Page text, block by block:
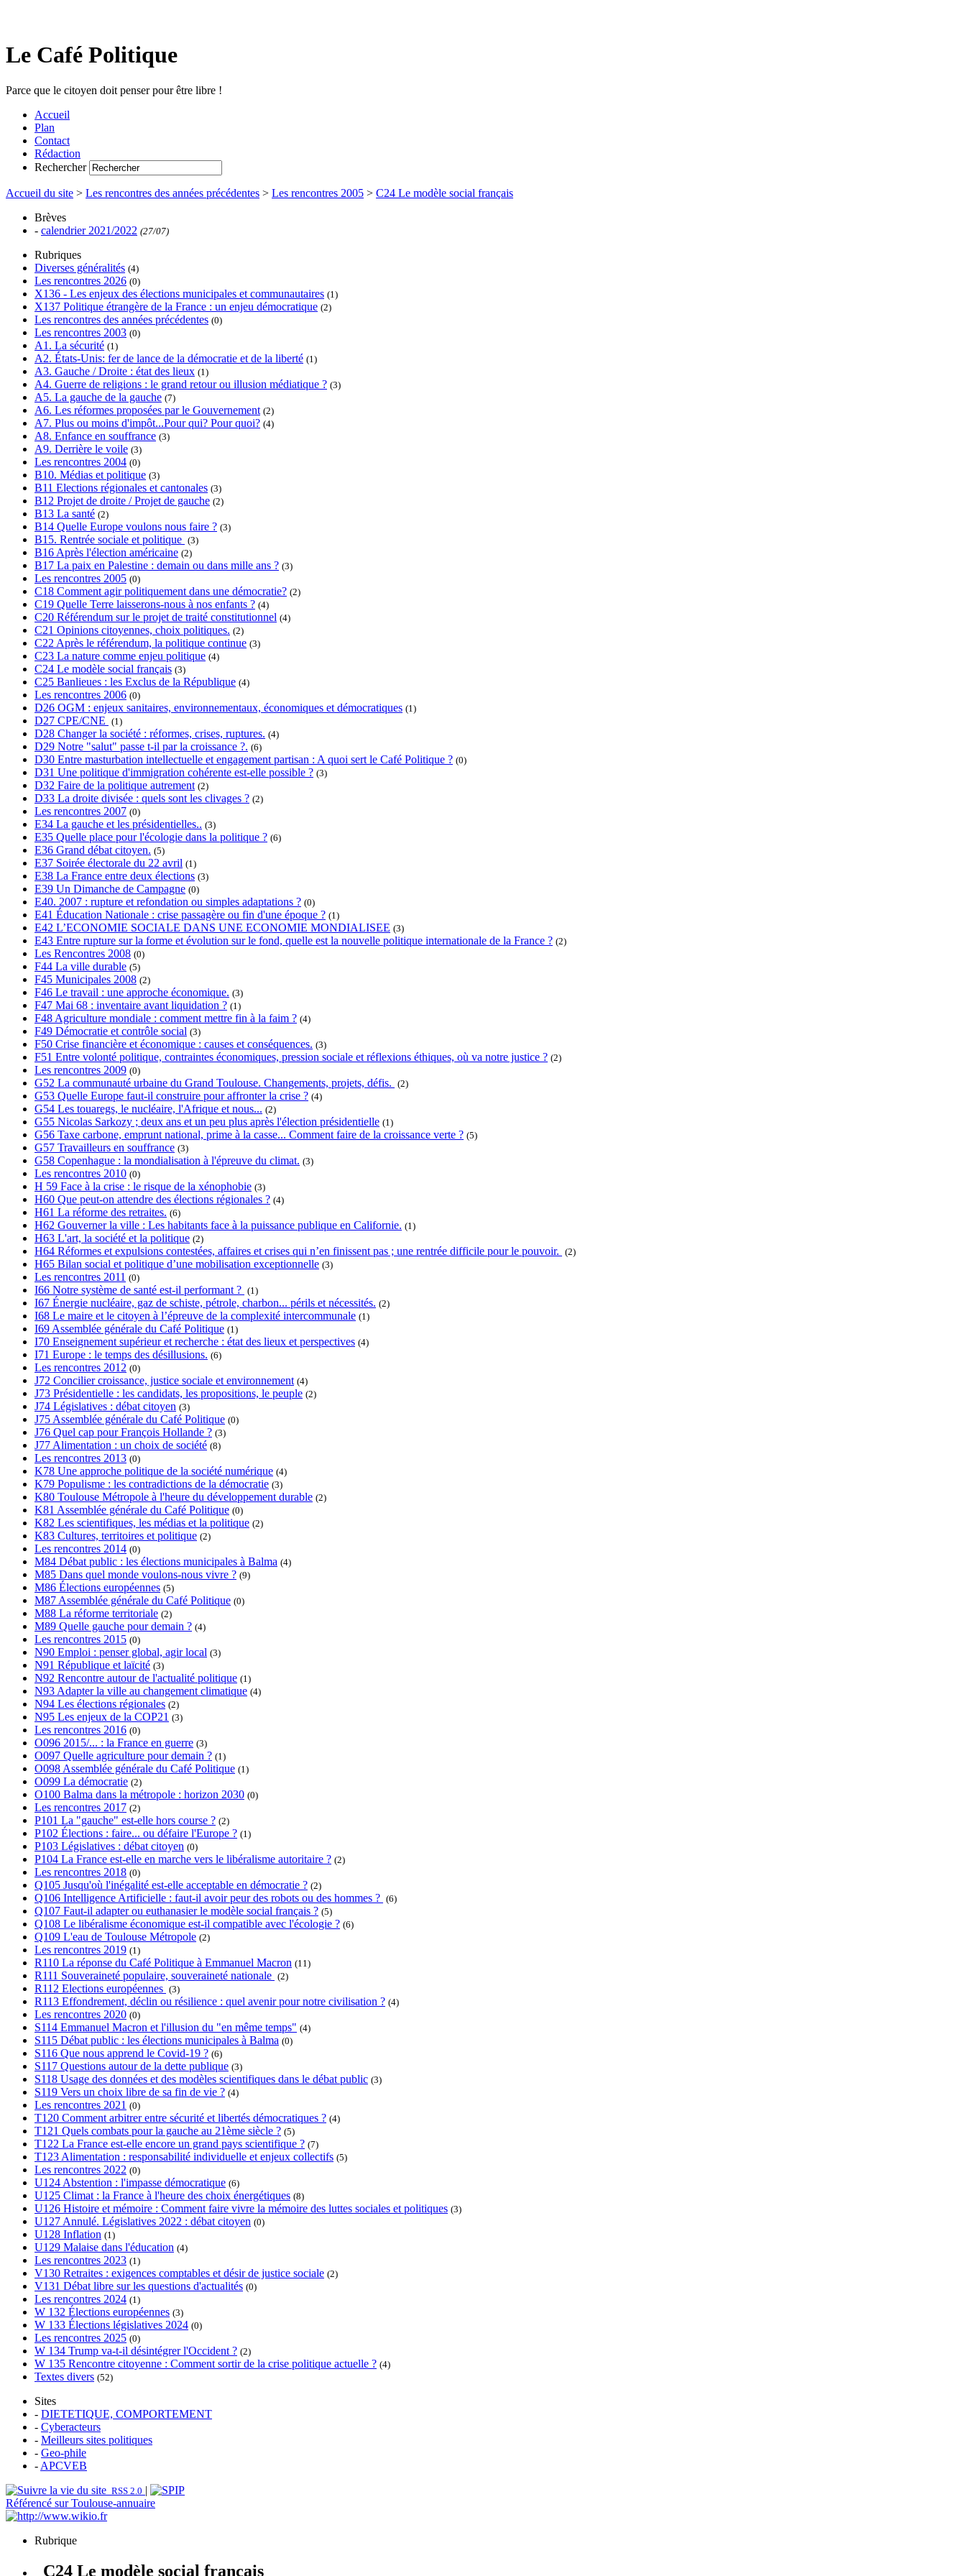
Le Café Politique
Parce que le citoyen doit penser pour être libre !
Accueil
Plan
Contact
Rédaction
Rechercher
Accueil du site > Les rencontres des années précédentes > Les rencontres 2005 > C24 Le modèle social français
Brèves
- calendrier 2021/2022 (27/07)
Rubriques
Diverses généralités (4)
Les rencontres 2026 (0)
X136 - Les enjeux des élections municipales et communautaires (1)
X137 Politique étrangère de la France : un enjeu démocratique (2)
Les rencontres des années précédentes (0)
Les rencontres 2003 (0)
A1. La sécurité (1)
A2. États-Unis: fer de lance de la démocratie et de la liberté (1)
A3. Gauche / Droite : état des lieux (1)
A4. Guerre de religions : le grand retour ou illusion médiatique ? (3)
A5. La gauche de la gauche (7)
A6. Les réformes proposées par le Gouvernement (2)
A7. Plus ou moins d'impôt...Pour qui? Pour quoi? (4)
A8. Enfance en souffrance (3)
A9. Derrière le voile (3)
Les rencontres 2004 (0)
B10. Médias et politique (3)
B11 Elections régionales et cantonales (3)
B12 Projet de droite / Projet de gauche (2)
B13 La santé (2)
B14 Quelle Europe voulons nous faire ? (3)
B15. Rentrée sociale et politique (3)
B16 Après l'élection américaine (2)
B17 La paix en Palestine : demain ou dans mille ans ? (3)
Les rencontres 2005 (0)
C18 Comment agir politiquement dans une démocratie? (2)
C19 Quelle Terre laisserons-nous à nos enfants ? (4)
C20 Référendum sur le projet de traité constitutionnel (4)
C21 Opinions citoyennes, choix politiques. (2)
C22 Après le référendum, la politique continue (3)
C23 La nature comme enjeu politique (4)
C24 Le modèle social français (3)
C25 Banlieues : les Exclus de la République (4)
Les rencontres 2006 (0)
D26 OGM : enjeux sanitaires, environnementaux, économiques et démocratiques (1)
D27 CPE/CNE (1)
D28 Changer la société : réformes, crises, ruptures. (4)
D29 Notre "salut" passe t-il par la croissance ?. (6)
D30 Entre masturbation intellectuelle et engagement partisan : A quoi sert le Café Politique ? (0)
D31 Une politique d'immigration cohérente est-elle possible ? (3)
D32 Faire de la politique autrement (2)
D33 La droite divisée : quels sont les clivages ? (2)
Les rencontres 2007 (0)
E34 La gauche et les présidentielles.. (3)
E35 Quelle place pour l'écologie dans la politique ? (6)
E36 Grand débat citoyen. (5)
E37 Soirée électorale du 22 avril (1)
E38 La France entre deux élections (3)
E39 Un Dimanche de Campagne (0)
E40. 2007 : rupture et refondation ou simples adaptations ? (0)
E41 Éducation Nationale : crise passagère ou fin d'une époque ? (1)
E42 L’ECONOMIE SOCIALE DANS UNE ECONOMIE MONDIALISEE (3)
E43 Entre rupture sur la forme et évolution sur le fond, quelle est la nouvelle politique internationale de la France ? (2)
Les Rencontres 2008 (0)
F44 La ville durable (5)
F45 Municipales 2008 (2)
F46 Le travail : une approche économique. (3)
F47 Mai 68 : inventaire avant liquidation ? (1)
F48 Agriculture mondiale : comment mettre fin à la faim ? (4)
F49 Démocratie et contrôle social (3)
F50 Crise financière et économique : causes et conséquences. (3)
F51 Entre volonté politique, contraintes économiques, pression sociale et réflexions éthiques, où va notre justice ? (2)
Les rencontres 2009 (0)
G52 La communauté urbaine du Grand Toulouse. Changements, projets, défis. (2)
G53 Quelle Europe faut-il construire pour affronter la crise ? (4)
G54 Les touaregs, le nucléaire, l'Afrique et nous... (2)
G55 Nicolas Sarkozy ; deux ans et un peu plus après l'élection présidentielle (1)
G56 Taxe carbone, emprunt national, prime à la casse... Comment faire de la croissance verte ? (5)
G57 Travailleurs en souffrance (3)
G58 Copenhague : la mondialisation à l'épreuve du climat. (3)
Les rencontres 2010 (0)
H 59 Face à la crise : le risque de la xénophobie (3)
H60 Que peut-on attendre des élections régionales ? (4)
H61 La réforme des retraites. (6)
H62 Gouverner la ville : Les habitants face à la puissance publique en Californie. (1)
H63 L'art, la société et la politique (2)
H64 Réformes et expulsions contestées, affaires et crises qui n’en finissent pas ; une rentrée difficile pour le pouvoir. (2)
H65 Bilan social et politique d’une mobilisation exceptionnelle (3)
Les rencontres 2011 (0)
I66 Notre système de santé est-il performant ? (1)
I67 Énergie nucléaire, gaz de schiste, pétrole, charbon... périls et nécessités. (2)
I68 Le maire et le citoyen à l’épreuve de la complexité intercommunale (1)
I69 Assemblée générale du Café Politique (1)
I70 Enseignement supérieur et recherche : état des lieux et perspectives (4)
I71 Europe : le temps des désillusions. (6)
Les rencontres 2012 (0)
J72 Concilier croissance, justice sociale et environnement (4)
J73 Présidentielle : les candidats, les propositions, le peuple (2)
J74 Législatives : débat citoyen (3)
J75 Assemblée générale du Café Politique (0)
J76 Quel cap pour François Hollande ? (3)
J77 Alimentation : un choix de société (8)
Les rencontres 2013 (0)
K78 Une approche politique de la société numérique (4)
K79 Populisme : les contradictions de la démocratie (3)
K80 Toulouse Métropole à l'heure du développement durable (2)
K81 Assemblée générale du Café Politique (0)
K82 Les scientifiques, les médias et la politique (2)
K83 Cultures, territoires et politique (2)
Les rencontres 2014 (0)
M84 Débat public : les élections municipales à Balma (4)
M85 Dans quel monde voulons-nous vivre ? (9)
M86 Élections européennes (5)
M87 Assemblée générale du Café Politique (0)
M88 La réforme territoriale (2)
M89 Quelle gauche pour demain ? (4)
Les rencontres 2015 (0)
N90 Emploi : penser global, agir local (3)
N91 République et laïcité (3)
N92 Rencontre autour de l'actualité politique (1)
N93 Adapter la ville au changement climatique (4)
N94 Les élections régionales (2)
N95 Les enjeux de la COP21 (3)
Les rencontres 2016 (0)
O096 2015/... : la France en guerre (3)
O097 Quelle agriculture pour demain ? (1)
O098 Assemblée générale du Café Politique (1)
O099 La démocratie (2)
O100 Balma dans la métropole : horizon 2030 (0)
Les rencontres 2017 (2)
P101 La "gauche" est-elle hors course ? (2)
P102 Élections : faire... ou défaire l'Europe ? (1)
P103 Législatives : débat citoyen (0)
P104 La France est-elle en marche vers le libéralisme autoritaire ? (2)
Les rencontres 2018 (0)
Q105 Jusqu'où l'inégalité est-elle acceptable en démocratie ? (2)
Q106 Intelligence Artificielle : faut-il avoir peur des robots ou des hommes ? (6)
Q107 Faut-il adapter ou euthanasier le modèle social français ? (5)
Q108 Le libéralisme économique est-il compatible avec l'écologie ? (6)
Q109 L'eau de Toulouse Métropole (2)
Les rencontres 2019 (1)
R110 La réponse du Café Politique à Emmanuel Macron (11)
R111 Souveraineté populaire, souveraineté nationale (2)
R112 Elections européennes (3)
R113 Effondrement, déclin ou résilience : quel avenir pour notre civilisation ? (4)
Les rencontres 2020 (0)
S114 Emmanuel Macron et l'illusion du "en même temps" (4)
S115 Débat public : les élections municipales à Balma (0)
S116 Que nous apprend le Covid-19 ? (6)
S117 Questions autour de la dette publique (3)
S118 Usage des données et des modèles scientifiques dans le débat public (3)
S119 Vers un choix libre de sa fin de vie ? (4)
Les rencontres 2021 (0)
T120 Comment arbitrer entre sécurité et libertés démocratiques ? (4)
T121 Quels combats pour la gauche au 21ème siècle ? (5)
T122 La France est-elle encore un grand pays scientifique ? (7)
T123 Alimentation : responsabilité individuelle et enjeux collectifs (5)
Les rencontres 2022 (0)
U124 Abstention : l'impasse démocratique (6)
U125 Climat : la France à l'heure des choix énergétiques (8)
U126 Histoire et mémoire : Comment faire vivre la mémoire des luttes sociales et politiques (3)
U127 Annulé. Législatives 2022 : débat citoyen (0)
U128 Inflation (1)
U129 Malaise dans l'éducation (4)
Les rencontres 2023 (1)
V130 Retraites : exigences comptables et désir de justice sociale (2)
V131 Débat libre sur les questions d'actualités (0)
Les rencontres 2024 (1)
W 132 Élections européennes (3)
W 133 Élections législatives 2024 (0)
Les rencontres 2025 (0)
W 134 Trump va-t-il désintégrer l'Occident ? (2)
W 135 Rencontre citoyenne : Comment sortir de la crise politique actuelle ? (4)
Textes divers (52)
Sites
- DIETETIQUE, COMPORTEMENT
- Cyberacteurs
- Meilleurs sites politiques
- Geo-phile
- APCVEB
RSS 2.0 |
Référencé sur Toulouse-annuaire
Rubrique
C24 Le modèle social français